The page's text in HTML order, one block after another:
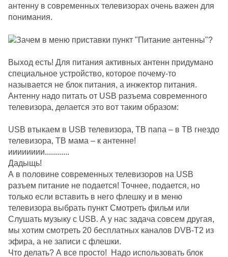
антенну в современных телевизорах очень важен для
понимания.
Выход есть! Для питания активных антенн придумано
специальное устройство, которое почему-то
называется не блок питания, а инжектор питания.
Антенну надо питать от USB разъема современного
телевизора, делается это вот таким образом:
USB втыкаем в USB телевизора, ТВ папа – в ТВ гнездо
телевизора, ТВ мама – к антенне!
ииииииии............
Дадыщь!
А в половине современных телевизоров на USB
разъем питание не подается! Точнее, подается, но
только если вставить в него флешку и в меню
телевизора выбрать пункт Смотреть фильм или
Слушать музыку с USB. А у нас задача совсем другая,
мы хотим смотреть 20 бесплатных каналов DVB-Т2 из
эфира, а не записи с флешки.
Что делать? А все просто! Надо использовать блок